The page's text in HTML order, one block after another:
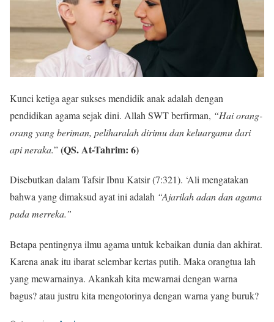
Kunci ketiga agar sukses mendidik anak adalah dengan
pendidikan agama sejak dini. Allah SWT berfirman, “Hai orang-
orang yang beriman, peliharalah dirimu dan keluargamu dari
api neraka.”(QS. At-Tahrim: 6)
Disebutkan dalam Tafsir Ibnu Katsir (7:321). ‘Ali mengatakan
bahwa yang dimaksud ayat ini adalah “Ajarilah adan dan agama
pada merreka.”
Betapa pentingnya ilmu agama untuk kebaikan dunia dan akhirat.
Karena anak itu ibarat selembar kertas putih. Maka orangtua lah
yang mewarnainya. Akankah kita mewarnai dengan warna
bagus? atau justru kita mengotorinya dengan warna yang buruk?